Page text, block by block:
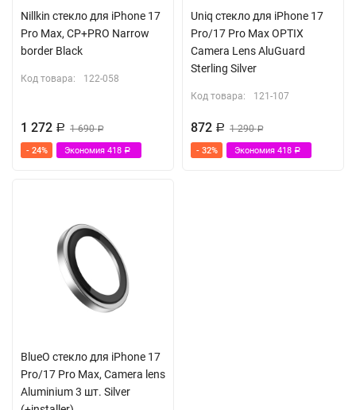
Nillkin стекло для iPhone 17
Pro Max, CP+PRO Narrow
border Black
Код товара: 122-058
1 272 Р 1 690Р
- 24% Экономия 418 Р
Uniq стекло для iPhone 17
Pro/17 Pro Max OPTIX
Camera Lens AluGuard
Sterling Silver
Код товара: 121-107
872 Р 1 290Р
- 32% Экономия 418 Р
BlueO стекло для iPhone 17
Pro/17 Pro Max, Camera lens
Aluminium 3 шт. Silver